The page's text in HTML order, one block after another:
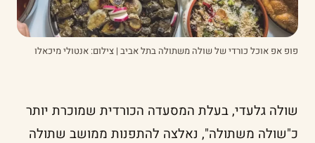
פופ אפ אוכל כורדי של שולה משתולה בתל אביב | צילום: אנטולי מיכאלו
שולה גלעדי, בעלת המסעדה הכורדית שמוכרת יותר
כ"שולה משתולה", נאלצה להתפנות ממושב שתולה